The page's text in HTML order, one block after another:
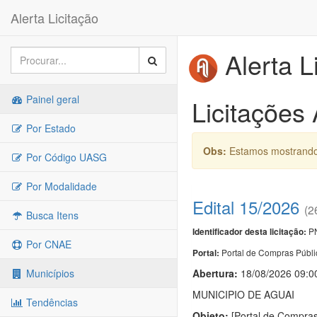
Alerta Licitação
Painel geral
Por Estado
Por Código UASG
Por Modalidade
Busca Itens
Por CNAE
Municípios
Tendências
Alerta
Licitações
Obs: Estamos
Edital 15/2026
Identificador desta licitação:
Portal: Portal de Compras
Abertura: 18/08/2026
MUNICIPIO DE AGUAI